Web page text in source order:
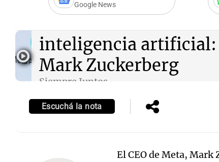
Google News
inteligencia artificial:
Mark Zuckerberg
Siempre Juntos
Escuchá la nota
El CEO de Meta,